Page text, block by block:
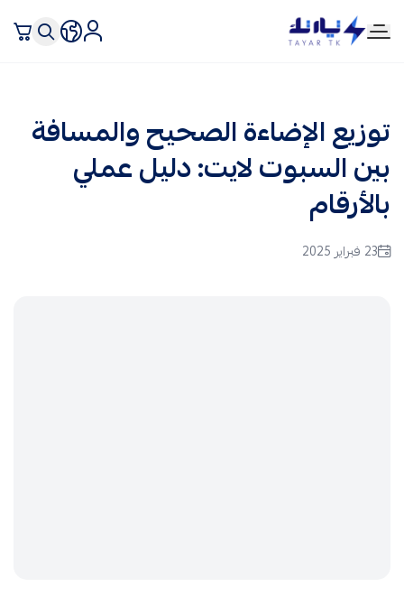
تيار تك إنارة وكهرباء
توزيع الإضاءة الصحيح والمسافة
بين السبوت لايت: دليل عملي
بالأرقام
23 فبراير 2025